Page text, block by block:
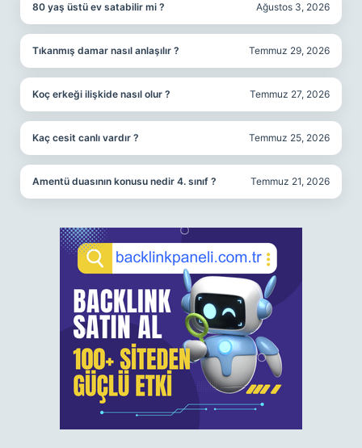
80 yaş üstü ev satabilir mi ? Ağustos 3, 2026
Tıkanmış damar nasıl anlaşılır ? Temmuz 29, 2026
Koç erkeği ilişkide nasıl olur ? Temmuz 27, 2026
Kaç cesit canlı vardır ? Temmuz 25, 2026
Amentü duasının konusu nedir 4. sınıf ? Temmuz 21, 2026